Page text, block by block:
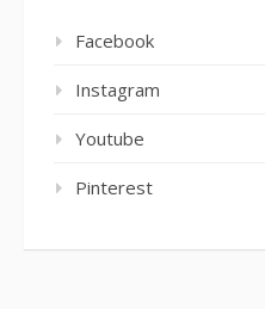
Facebook
Instagram
Youtube
Pinterest